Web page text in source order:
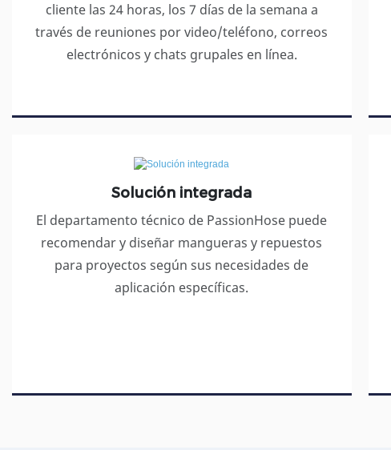
cliente las 24 horas, los 7 días de la semana a
través de reuniones por video/teléfono, correos
electrónicos y chats grupales en línea.
Solución integrada
El departamento técnico de PassionHose puede
recomendar y diseñar mangueras y repuestos
para proyectos según sus necesidades de
aplicación específicas.